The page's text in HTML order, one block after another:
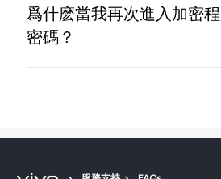
爲什麽當我再次進入加密
密碼？